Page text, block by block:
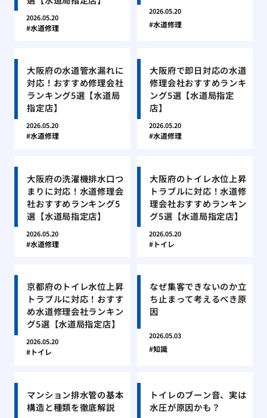
2026.05.20
水道修理
2026.05.20
水道修理
大阪府の水道管水漏れに
対応！おすすめ修理会社
ランキング5選【水道局
指定店】
2026.05.20
水道修理
大阪府で即日対応の水道
修理会社おすすめランキ
ング5選【水道局指定
店】
2026.05.20
水道修理
大阪府の洗濯機排水口つ
まりに対応！水道修理会
社おすすめランキング5
選【水道局指定店】
2026.05.20
水道修理
大阪府のトイレ水位上昇
トラブルに対応！水道修
理会社おすすめランキン
グ5選【水道局指定店】
2026.05.20
トイレ
京都府のトイレ水位上昇
トラブルに対応！おすす
め水道修理会社ランキン
グ5選【水道局指定店】
2026.05.20
トイレ
なぜ集客できないのか立
ち止まって考えるべき原
因
2026.05.03
知識
マンション排水管の基本
構造と種類を徹底解説
トイレのブーン音、実は
水圧が原因かも？